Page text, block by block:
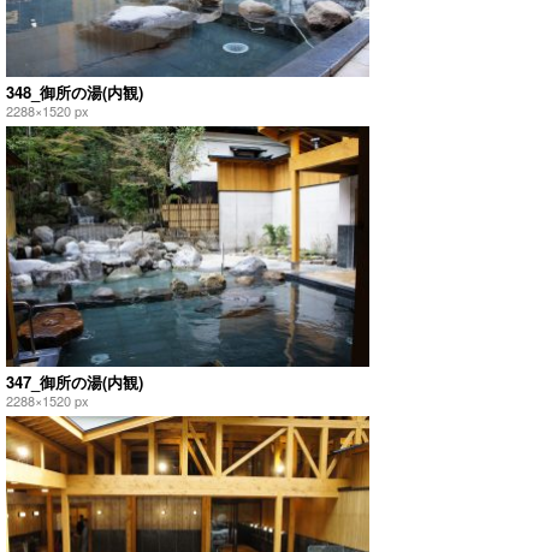
348_御所の湯(内観)
2288×1520 px
347_御所の湯(内観)
2288×1520 px